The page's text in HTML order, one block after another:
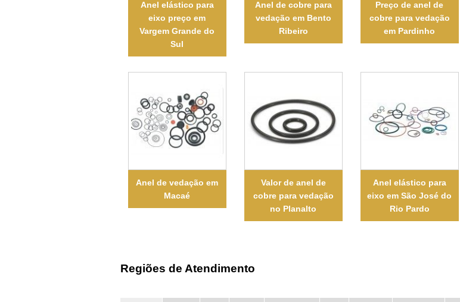
Anel elástico para
eixo preço em
Vargem Grande do
Sul
Anel de cobre para
vedação em Bento
Ribeiro
Preço de anel de
cobre para vedação
em Pardinho
Anel de vedação em
Macaé
Valor de anel de
cobre para vedação
no Planalto
Anel elástico para
eixo em São José do
Rio Pardo
Regiões de Atendimento